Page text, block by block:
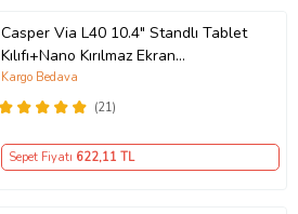
Casper Via L40 10.4" Standlı Tablet
Kılıfı+Nano Kırılmaz Ekran
Koruyucu+Dokunmatik Kalem (Mor)
(21)
Kargo Bedava
Sepet Fiyatı 622,11 TL